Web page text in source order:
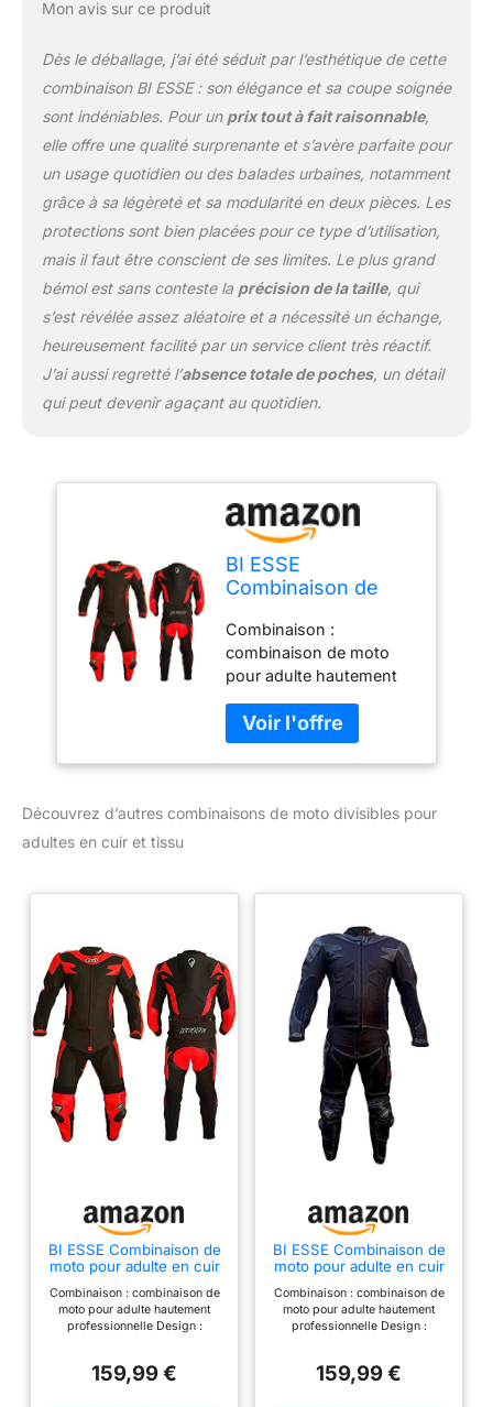
Mon avis sur ce produit
Dès le déballage, j’ai été séduit par l’esthétique de cette
combinaison BI ESSE : son élégance et sa coupe soignée
sont indéniables. Pour un prix tout à fait raisonnable,
elle offre une qualité surprenante et s’avère parfaite pour
un usage quotidien ou des balades urbaines, notamment
grâce à sa légèreté et sa modularité en deux pièces. Les
protections sont bien placées pour ce type d’utilisation,
mais il faut être conscient de ses limites. Le plus grand
bémol est sans conteste la précision de la taille, qui
s’est révélée assez aléatoire et a nécessité un échange,
heureusement facilité par un service client très réactif.
J’ai aussi regretté l’absence totale de poches, un détail
qui peut devenir agaçant au quotidien.
BI ESSE
Combinaison de
en cuir et tissu,
divisible en 2
pièces veste et
pantalon, réglable
(Noir/Rouge, L)
Combinaison :
combinaison de moto
pour adulte hautement
combinaison divisible et
réglable (veste et
pantalon) Matière : cuir
mm) et tissu
Découvrez d’autres combinaisons de moto divisibles pour
adultes en cuir et tissu
BI ESSE Combinaison de
moto pour adulte en cuir
pièces veste et pantalon,
réglable (Noir/Rouge, S)
Combinaison : combinaison de
moto pour adulte hautement
professionnelle Design :
Matière : cuir de vachette (1,3 -
159,99 €
BI ESSE Combinaison de
moto pour adulte en cuir
pièces veste et pantalon,
réglable (Noir, XL)
Combinaison : combinaison de
moto pour adulte hautement
professionnelle Design :
Matière : cuir de vachette (1,3 -
159,99 €